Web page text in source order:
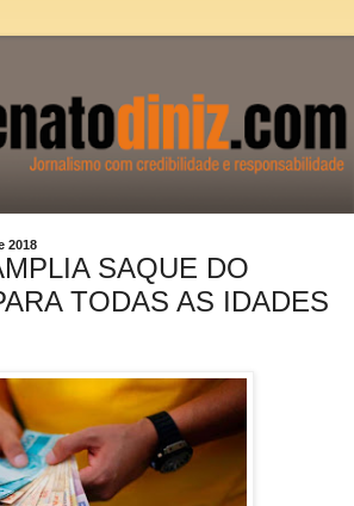
2018
SAQUE DO
TODAS AS IDADES